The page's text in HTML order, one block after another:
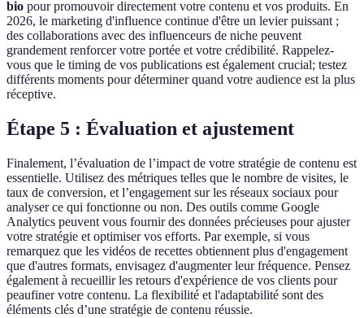
bio pour promouvoir directement votre contenu et vos produits. En
2026, le marketing d'influence continue d'être un levier puissant ;
des collaborations avec des influenceurs de niche peuvent
grandement renforcer votre portée et votre crédibilité. Rappelez-
vous que le timing de vos publications est également crucial; testez
différents moments pour déterminer quand votre audience est la plus
réceptive.
Étape 5 : Évaluation et ajustement
Finalement, l’évaluation de l’impact de votre stratégie de contenu est
essentielle. Utilisez des métriques telles que le nombre de visites, le
taux de conversion, et l’engagement sur les réseaux sociaux pour
analyser ce qui fonctionne ou non. Des outils comme Google
Analytics peuvent vous fournir des données précieuses pour ajuster
votre stratégie et optimiser vos efforts. Par exemple, si vous
remarquez que les vidéos de recettes obtiennent plus d'engagement
que d'autres formats, envisagez d'augmenter leur fréquence. Pensez
également à recueillir les retours d'expérience de vos clients pour
peaufiner votre contenu. La flexibilité et l'adaptabilité sont des
éléments clés d’une stratégie de contenu réussie.